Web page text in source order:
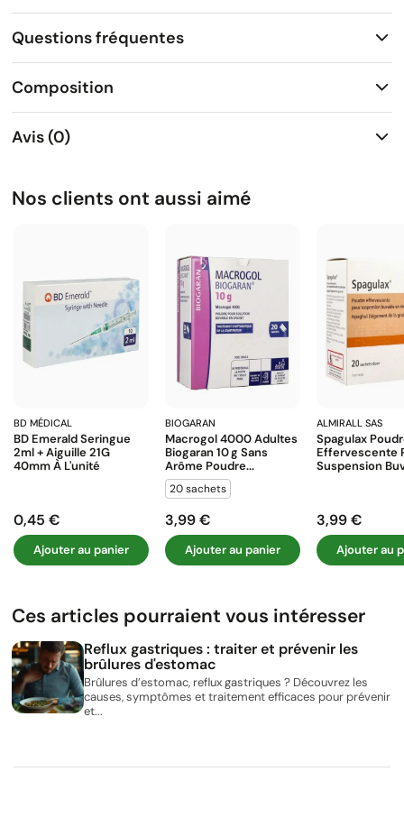
Questions fréquentes
Composition
Avis (0)
Nos clients ont aussi aimé
BD MÉDICAL
BD Emerald Seringue
2ml + Aiguille 21G
40mm À L'unité
Prix
0,45 €
Ajouter au panier
BIOGARAN
Macrogol 4000 Adultes
Biogaran 10 G Sans
Arôme Poudre...
20 sachets
Prix
3,99 €
Ajouter au panier
ALMIRALL SAS
Spagulax
Effervescente
Suspension
Prix
3,99 €
Ajouter au
Ces articles pourraient vous intéresser
Reflux gastriques : traiter et prévenir les
brûlures d'estomac
Brûlures d’estomac, reflux gastriques ? Découvrez les
causes, symptômes et traitement efficaces pour prévenir
et...